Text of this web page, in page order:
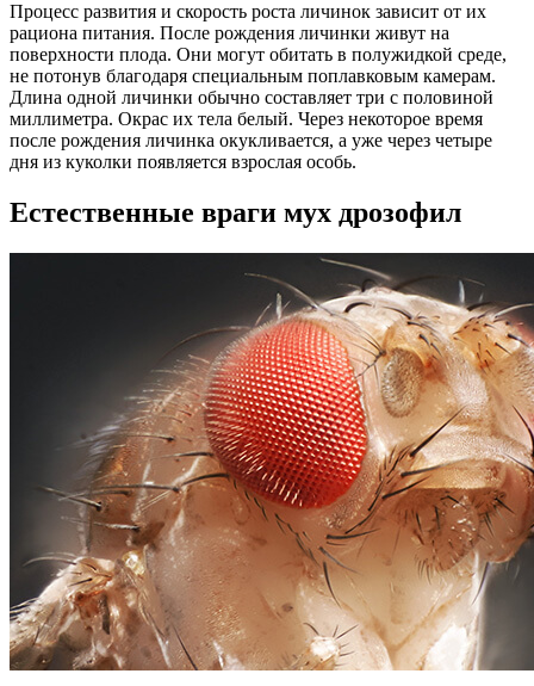
Процесс развития и скорость роста личинок зависит от их
рациона питания. После рождения личинки живут на
поверхности плода. Они могут обитать в полужидкой среде,
не потонув благодаря специальным поплавковым камерам.
Длина одной личинки обычно составляет три с половиной
миллиметра. Окрас их тела белый. Через некоторое время
после рождения личинка окукливается, а уже через четыре
дня из куколки появляется взрослая особь.
Естественные враги мух дрозофил